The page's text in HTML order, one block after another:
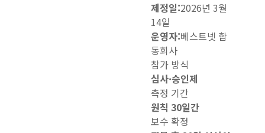
제정일:2026년 3월
14일
운영자:베스트넷 합
동회사
참가 방식
심사·승인제
측정 기간
원칙 30일간
보수 확정